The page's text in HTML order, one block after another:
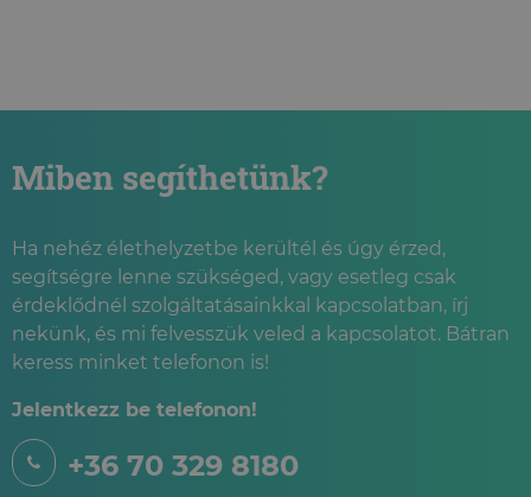
Miben segíthetünk?
Ha nehéz élethelyzetbe kerültél és úgy érzed,
segítségre lenne szükséged, vagy esetleg csak
érdeklődnél szolgáltatásainkkal kapcsolatban, írj
nekünk, és mi felvesszük veled a kapcsolatot. Bátran
keress minket telefonon is!
Jelentkezz be telefonon!
+36 70 329 8180